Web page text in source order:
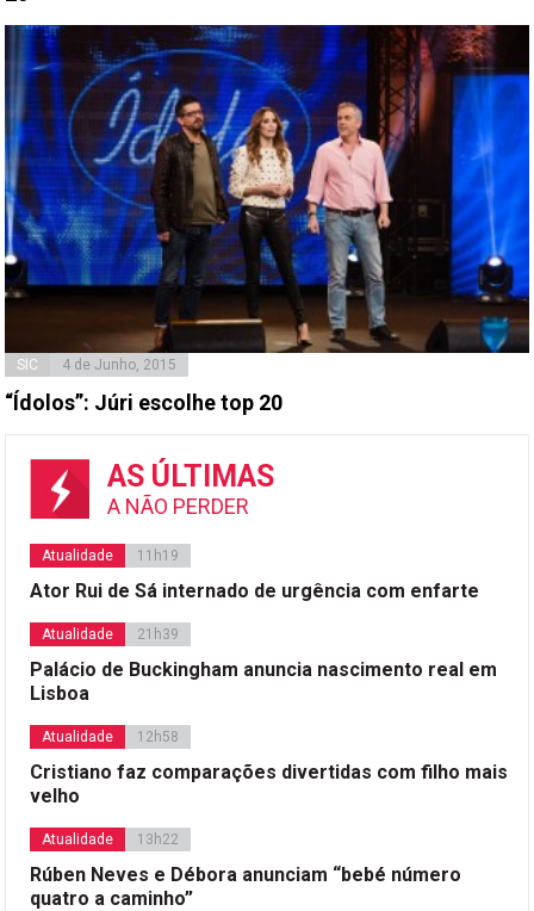
SIC 4 de Junho, 2015
“Ídolos”: Júri escolhe top 20
AS ÚLTIMAS
A NÃO PERDER
Atualidade 11h19
Ator Rui de Sá internado de urgência com enfarte
Atualidade 21h39
Palácio de Buckingham anuncia nascimento real em
Lisboa
Atualidade 12h58
Cristiano faz comparações divertidas com filho mais
velho
Atualidade 13h22
Rúben Neves e Débora anunciam “bebé número
quatro a caminho”